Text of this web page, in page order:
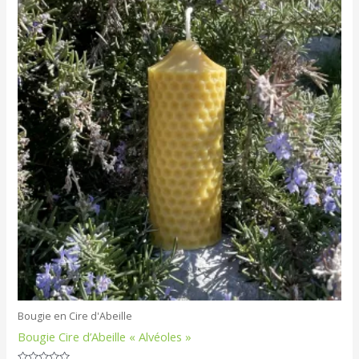
Bougie en Cire d'Abeille
Bougie Cire d’Abeille « Alvéoles »